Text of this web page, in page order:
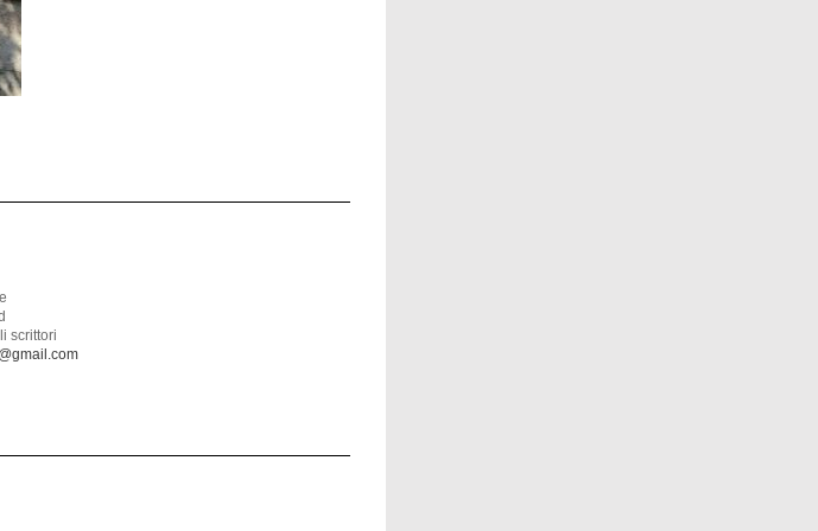
scrittori